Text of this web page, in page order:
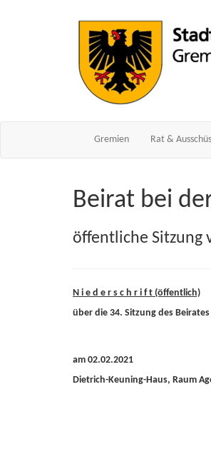
Gremien Rat &
Beirat bei
öffentliche Sitzung
N i e d e r s c h r i f t (öffentlich)
über die 34. Sitzung des
am 02.02.2021
Dietrich-Keuning-Haus, Raum